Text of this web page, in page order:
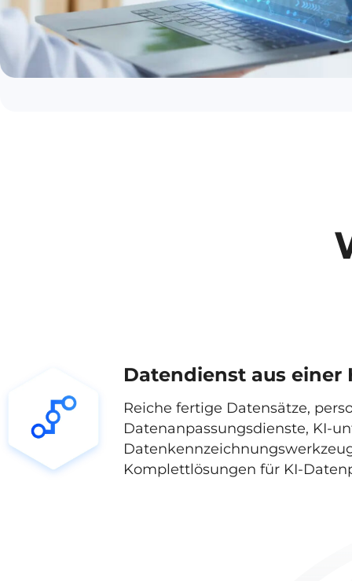
Datendienst aus einer
Reiche fertige Datensätze,
Datenanpassungsdienste, KI-
Komplettlösungen für KI-